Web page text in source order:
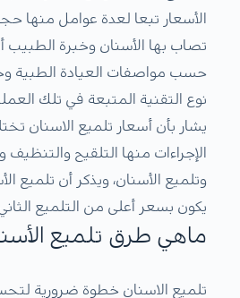
الأسعار تبعا لعدة عوامل منها
تصاب بها الأسنان وخبرة الطبيب
حسب مواصفات العيادة الطبية
نوع التقنية المتبعة في تلك
يشار بأن أسعار تلميع الاسنان
الإجراءات منها التلقيح
وتلميع الأسنان، ويذكر أن تلميع
يكون بسعر أعلى من التلميع
ماهي طرق تلميع
تلميع الاسنان خطوة ضرورية